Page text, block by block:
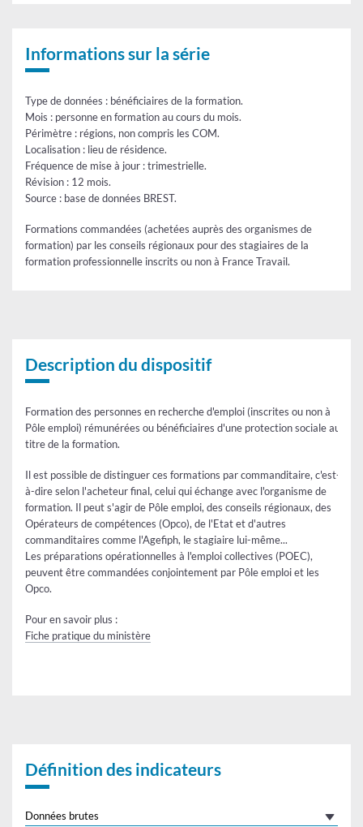
Régions
Informations sur la série
Type de données : bénéficiaires de la formation.
Mois : personne en formation au cours du mois.
Périmètre : régions, non compris les COM.
Localisation : lieu de résidence.
Fréquence de mise à jour : trimestrielle.
Révision : 12 mois.
Source : base de données BREST.
Formations commandées (achetées auprès des organismes de
formation) par les conseils régionaux pour des stagiaires de la
formation professionnelle inscrits ou non à France Travail.
Description du dispositif
Formation des personnes en recherche d'emploi (inscrites ou non à
Pôle emploi) rémunérées ou bénéficiaires d'une protection sociale au
titre de la formation.
Il est possible de distinguer ces formations par commanditaire, c'est-
à-dire selon l'acheteur final, celui qui échange avec l'organisme de
formation. Il peut s'agir de Pôle emploi, des conseils régionaux, des
Opérateurs de compétences (Opco), de l'Etat et d'autres
commanditaires comme l'Agefiph, le stagiaire lui-même...
Les préparations opérationnelles à l'emploi collectives (POEC),
peuvent être commandées conjointement par Pôle emploi et les
Opco.
Pour en savoir plus :
Fiche pratique du ministère
Définition des indicateurs
Données brutes